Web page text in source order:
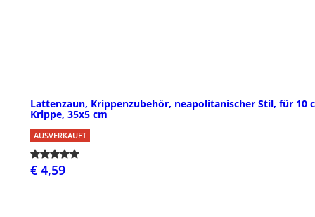
Lattenzaun, Krippenzubehör, neapolitanischer Stil, für 10
Krippe, 35x5 cm
AUSVERKAUFT
€ 4,59